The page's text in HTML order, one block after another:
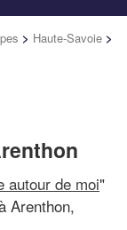
> Haute-Savoie >
autour de moi"
Arenthon,